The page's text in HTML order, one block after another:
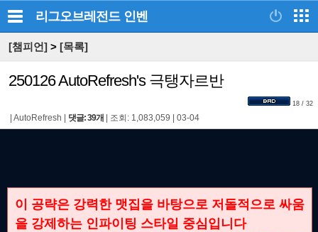
리그오브레전드 인벤
[챔피언] > [목록]
250126 AutoRefresh's 극탱자르반
18 / 32
AutoRefresh 댓글: 39개 조회: 1,083,059 03-04
이 공략은 강력한 맷집을 바탕으로 저돌적으로 싸움
을 강제하는 인파이팅 스타일 중심입니다